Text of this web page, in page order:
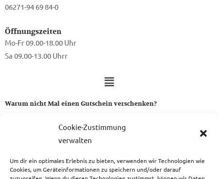
Cookie-Zustimmung
verwalten
Um dir ein optimales Erlebnis zu bieten, verwenden wir Technologien wie
Cookies, um Geräteinformationen zu speichern und/oder darauf
06271-94 69 84-0
Öffnungszeiten
Mo-Fr 09.00-18.00 Uhr
Sa 09.00-13.00 Uhrr
Warum nicht Mal einen Gutschein verschenken?
Ein Gutschein von uns ist das perfekte Geschenk für alle Stoff-
zum Gutschein